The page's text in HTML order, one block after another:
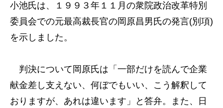
小池氏は、１９９３年１１月の衆院政治改革特別
委員会での元最高裁長官の岡原昌男氏の発言(別項)
を示しました。
判決について岡原氏は「一部だけを読んで企業
献金差し支えない、何ぼでもいい、こう解釈して
おりますが、あれは違います」と答弁。また、日